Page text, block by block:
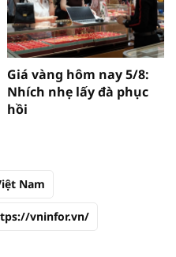
Giá vàng hôm nay 5/8:
Nhích nhẹ lấy đà phục
hồi
Nam
vninfor.vn/